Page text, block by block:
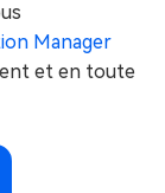
Manager
et en toute